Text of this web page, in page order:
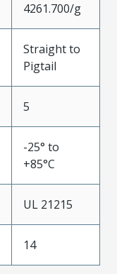
4261.700/g
Straight to
Pigtail
5
-25° to
+85°C
UL 21215
14